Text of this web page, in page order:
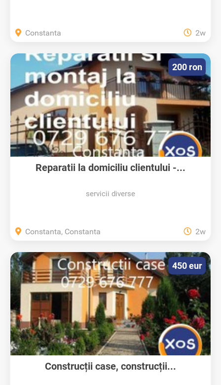
Constanta 2w
Reparatii la domiciliu clientului -...
servicii diverse
200 ron
Constanta, Constanta 2w
Construcții case, construcții...
450 eur